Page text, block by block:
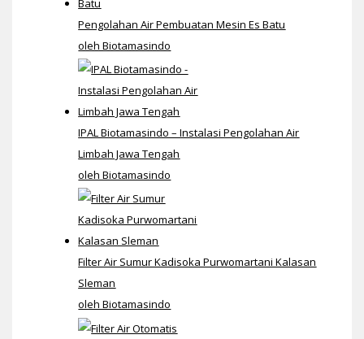
Pengolahan Air Pembuatan Mesin Es Batu
oleh Biotamasindo
IPAL Biotamasindo – Instalasi Pengolahan Air
Limbah Jawa Tengah
oleh Biotamasindo
Filter Air Sumur Kadisoka Purwomartani Kalasan
Sleman
oleh Biotamasindo